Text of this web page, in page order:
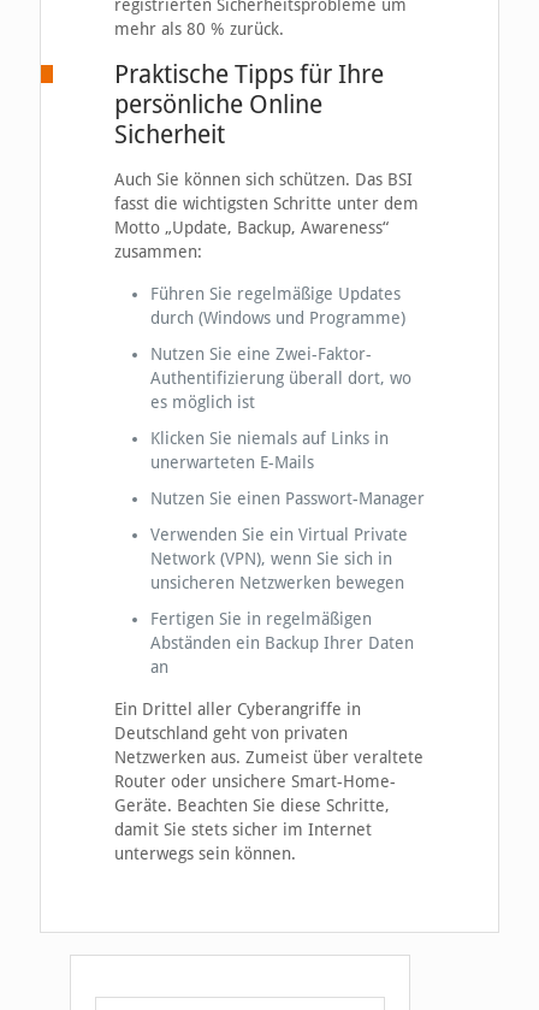
registrierten Sicherheitsprobleme um
mehr als 80 % zurück.
Praktische Tipps für Ihre
persönliche Online
Sicherheit
Auch Sie können sich schützen. Das BSI
fasst die wichtigsten Schritte unter dem
Motto „Update, Backup, Awareness“
zusammen:
Führen Sie regelmäßige Updates
durch (Windows und Programme)
Nutzen Sie eine Zwei-Faktor-
Authentifizierung überall dort, wo
es möglich ist
Klicken Sie niemals auf Links in
unerwarteten E-Mails
Nutzen Sie einen Passwort-Manager
Verwenden Sie ein Virtual Private
Network (VPN), wenn Sie sich in
unsicheren Netzwerken bewegen
Fertigen Sie in regelmäßigen
Abständen ein Backup Ihrer Daten
an
Ein Drittel aller Cyberangriffe in
Deutschland geht von privaten
Netzwerken aus. Zumeist über veraltete
Router oder unsichere Smart-Home-
Geräte. Beachten Sie diese Schritte,
damit Sie stets sicher im Internet
unterwegs sein können.